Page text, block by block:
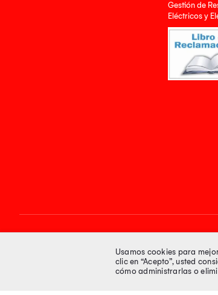
Gestión de
Eléctricos y
Síguenos enUsamos cookies para
clic en “Acepto”, usted
cómo administrarlas o